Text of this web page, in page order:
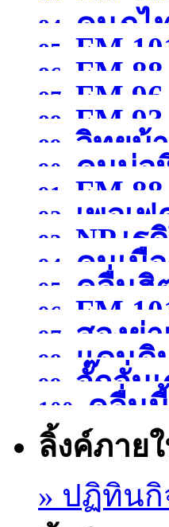
84.
คนภูไ
สกลนคร )
85. FM
86. FM
87. FM
88. FM
89. วิทยุบ้
ศรีสะเกษ
90.
คนบ่อ
หนองคา
91. FM
92.
เพอเ
สระบุรี)
93. NP.เร
)
94. คนเมื
95.
คลื่นฮิ
อุดรธานี )
96. FM
97. สองย่
98.
แดนดิ
)
99. จั๊กจั่น
100.
คลื่น
มหาสารค
ลิ้งค์ภาย
» ปฏิทินกิ